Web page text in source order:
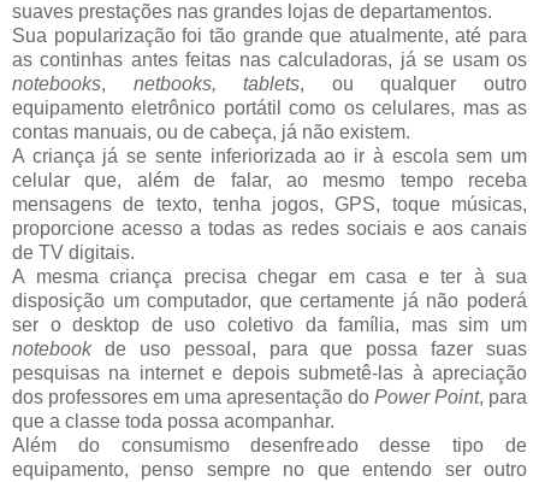
suaves prestações nas grandes lojas de departamentos.
Sua popularização foi tão grande que atualmente, até para
as continhas antes feitas nas calculadoras, já se usam os
notebooks, netbooks, tablets, ou qualquer outro
equipamento eletrônico portátil como os celulares, mas as
contas manuais, ou de cabeça, já não existem.
A criança já se sente inferiorizada ao ir à escola sem um
celular que, além de falar, ao mesmo tempo receba
mensagens de texto, tenha jogos, GPS, toque músicas,
proporcione acesso a todas as redes sociais e aos canais
de TV digitais.
A mesma criança precisa chegar em casa e ter à sua
disposição um computador, que certamente já não poderá
ser o desktop de uso coletivo da família, mas sim um
notebookde uso pessoal, para que possa fazer suas
pesquisas na internet e depois submetê-las à apreciação
dos professores em uma apresentação do Power Point, para
que a classe toda possa acompanhar.
Além do consumismo desenfreado desse tipo de
equipamento, penso sempre no que entendo ser outro